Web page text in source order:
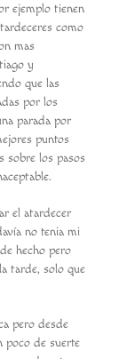
ejemplo tienen
como
mas
y
que las
por los
parada por
puntos
sobre los pasos
el atardecer
no tenia mi
hecho pero
tarde, solo que
pero desde
poco de suerte